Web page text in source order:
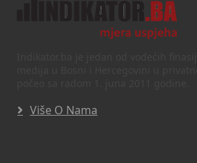
Više O Nama